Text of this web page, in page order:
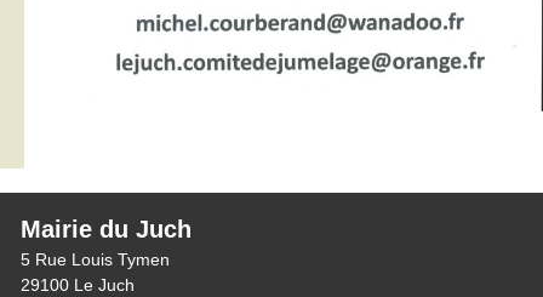
Mairie du Juch
5 Rue Louis Tymen
29100 Le Juch